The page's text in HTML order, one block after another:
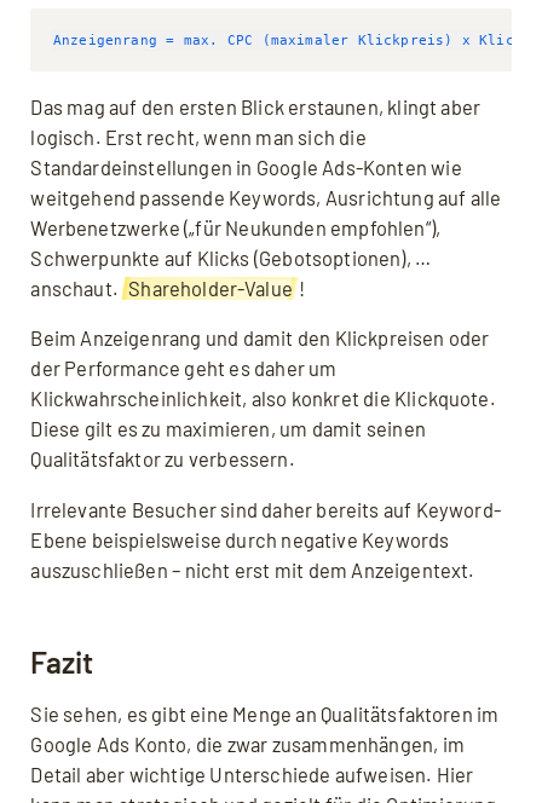
Das mag auf den ersten Blick erstaunen, klingt aber
logisch. Erst recht, wenn man sich die
Standardeinstellungen in Google Ads-Konten wie
weitgehend passende Keywords, Ausrichtung auf alle
Werbenetzwerke („für Neukunden empfohlen“),
Schwerpunkte auf Klicks (Gebotsoptionen), …
anschaut. Shareholder-Value !
Beim Anzeigenrang und damit den Klickpreisen oder
der Performance geht es daher um
Klickwahrscheinlichkeit, also konkret die Klickquote.
Diese gilt es zu maximieren, um damit seinen
Qualitätsfaktor zu verbessern.
Irrelevante Besucher sind daher bereits auf Keyword-
Ebene beispielsweise durch negative Keywords
auszuschließen – nicht erst mit dem Anzeigentext.
Fazit
Sie sehen, es gibt eine Menge an Qualitätsfaktoren im
Google Ads Konto, die zwar zusammenhängen, im
Detail aber wichtige Unterschiede aufweisen. Hier